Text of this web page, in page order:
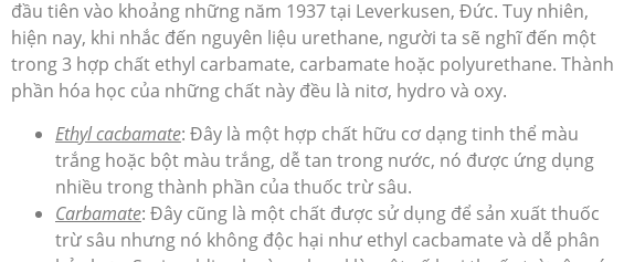
đầu tiên vào khoảng những năm 1937 tại Leverkusen, Đức. Tuy nhiên,
hiện nay, khi nhắc đến nguyên liệu urethane, người ta sẽ nghĩ đến một
trong 3 hợp chất ethyl carbamate, carbamate hoặc polyurethane. Thành
phần hóa học của những chất này đều là nitơ, hydro và oxy.
Ethyl cacbamate: Đây là một hợp chất hữu cơ dạng tinh thể màu
trắng hoặc bột màu trắng, dễ tan trong nước, nó được ứng dụng
nhiều trong thành phần của thuốc trừ sâu.
Carbamate: Đây cũng là một chất được sử dụng để sản xuất thuốc
trừ sâu nhưng nó không độc hại như ethyl cacbamate và dễ phân